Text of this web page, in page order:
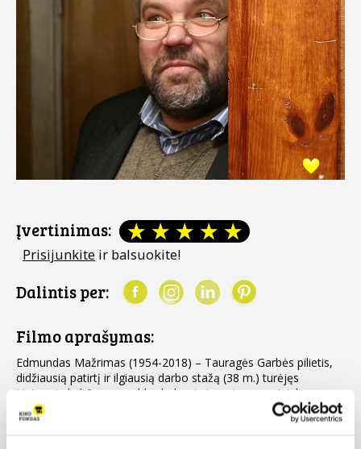
Įvertinimas:
Prisijunkite ir balsuokite!
Dalintis per:
Filmo aprašymas:
Edmundas Mažrimas (1954-2018) – Tauragės Garbės pilietis,
didžiausią patirtį ir ilgiausią darbo stažą (38 m.) turėjęs
Lietuvoje kultūros paveldo darbuotojas, visuomenininkas,
kultūrininkas.
Daugiau